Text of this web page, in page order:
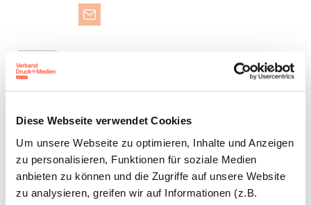
Diese Webseite verwendet Cookies
Um unsere Webseite zu optimieren, Inhalte und Anzeigen
zu personalisieren, Funktionen für soziale Medien
anbieten zu können und die Zugriffe auf unsere Website
zu analysieren, greifen wir auf Informationen (z.B.
Stv. Leiter Geschäftsstelle Nürnberg
Bastian Elflein, LL.M.
Rechtsanwalt (Syndikus­rechtsanwalt)
Stv. Leiter Recht und Sozialpolitik